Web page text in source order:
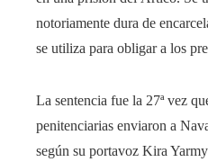
notoriamente dura de
se utiliza para obligar a los
La sentencia fue la 27ª vez
penitenciarias enviaron a
según su portavoz Kira